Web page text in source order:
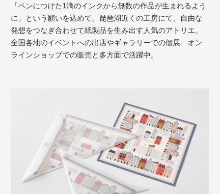
「ペンにつけた1滴のインクから無数の作品が生まれるよう
に」という願いを込めて。琵琶湖近くの工房にて、自由な
発想をつなぎ合わせて紙製品を生み出す人気のアトリエ。
全国各地のイベントへの出店やギャラリーでの個展、オン
ラインショップでの販売と多方面で活躍中。